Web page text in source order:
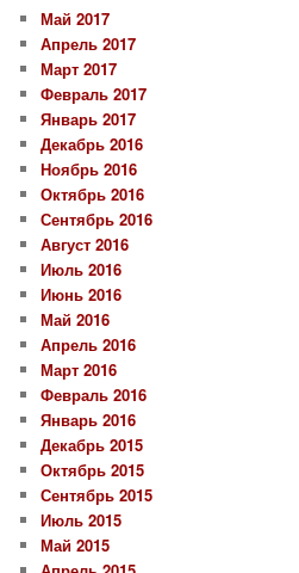
Май 2017
Апрель 2017
Март 2017
Февраль 2017
Январь 2017
Декабрь 2016
Ноябрь 2016
Октябрь 2016
Сентябрь 2016
Август 2016
Июль 2016
Июнь 2016
Май 2016
Апрель 2016
Март 2016
Февраль 2016
Январь 2016
Декабрь 2015
Октябрь 2015
Сентябрь 2015
Июль 2015
Май 2015